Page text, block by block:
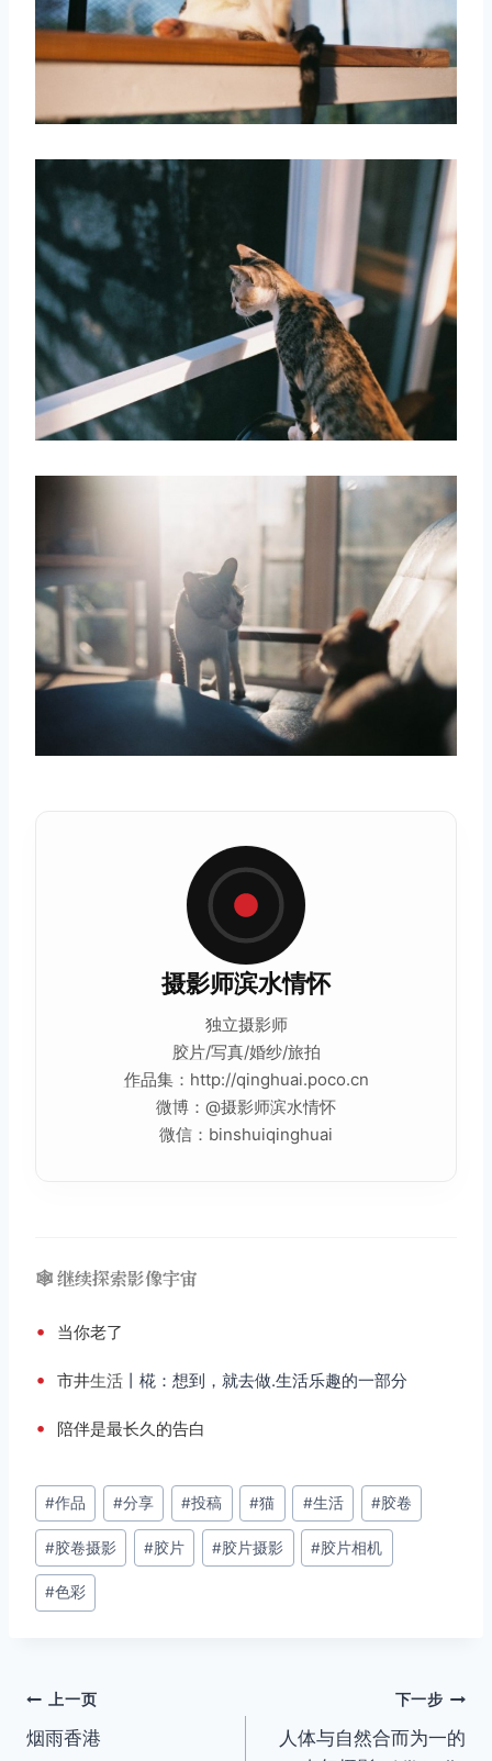
摄影师滨水情怀
独立摄影师
胶片/写真/婚纱/旅拍
作品集：http://qinghuai.poco.cn
微博：@摄影师滨水情怀
微信：binshuiqinghuai
🕸️ 继续探索影像宇宙
• 当你老了
• 市井生活 丨椛：想到，就去做.生活乐趣的一部分
• 陪伴是最长久的告白
文
章
标
签：
#作品 #分享 #投稿 #猫 #生活 #胶卷
#胶卷摄影 #胶片 #胶片摄影 #胶片相机
#色彩
文
章
上一页
烟雨香港
下一步
人体与自然合而为一的
搜索